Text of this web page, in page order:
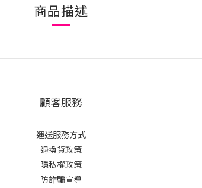
商品描述
顧客服務
運送服務方式
退換貨政策
隱私權政策
防詐騙宣導